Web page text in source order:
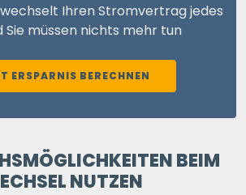
wechselt Ihren Stromvertrag jedes
Sie müssen nichts mehr tun
ERSPARNIS BERECHNEN
BEIM
NUTZEN